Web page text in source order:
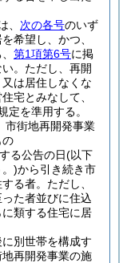
、 次の各号のいず
希望し、かつ、
第1項第6号に掲
。 ただし、再開
は居住しなくな
宅とみなして、
定を準用する。
市街地再開発事業
の
る公告の日(以下
)から引き続き市
る者。 ただし、
た者並びに住込
類する住宅に居
別世帯を構成す
再開発事業の施